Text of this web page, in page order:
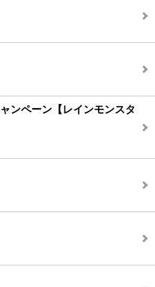
ンペーン【レインモンスタ